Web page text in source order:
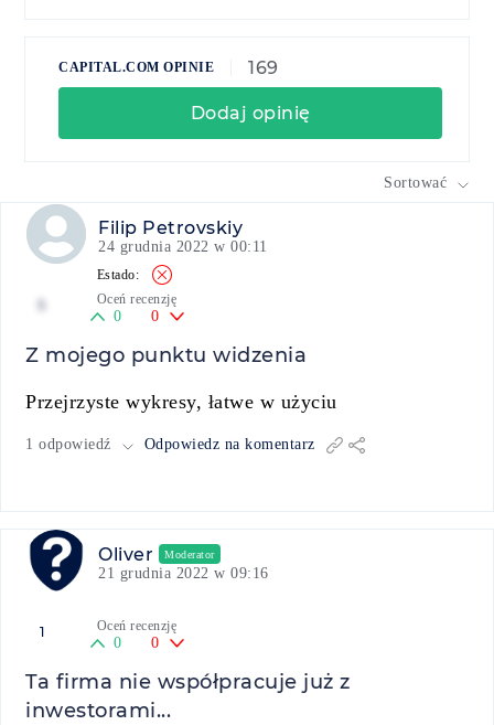
CAPITAL.COM OPINIE 169
Dodaj opinię
Sortować
Filip Petrovskiy
24 grudnia 2022 w 00:11
Oceń recenzję
0 0
Z mojego punktu widzenia
Przejrzyste wykresy, łatwe w użyciu
1 odpowiedź Odpowiedz na komentarz
Oliver Moderator
21 grudnia 2022 w 09:16
1 Oceń recenzję
0 0
Ta firma nie współpracuje już z
inwestorami...